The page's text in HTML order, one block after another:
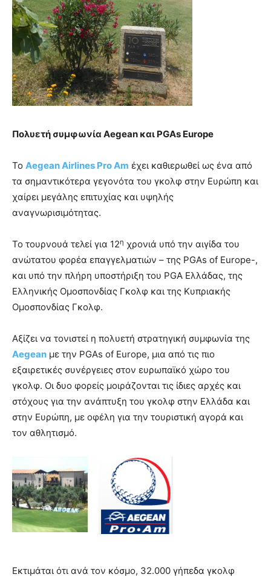
Πολυετή συμφωνία Aegean και PGAs Europe
Το Aegean Airlines Pro Am έχει καθιερωθεί ως ένα από
τα σημαντικότερα γεγονότα του γκολφ στην Ευρώπη και
χαίρει μεγάλης επιτυχίας και υψηλής
αναγνωρισιμότητας.
Το τουρνουά τελεί για 12η χρονιά υπό την αιγίδα του
ανώτατου φορέα επαγγελματιών – της PGAs of Europe-,
και υπό την πλήρη υποστήριξη του PGA Ελλάδας, της
Ελληνικής Ομοσπονδίας Γκολφ και της Κυπριακής
Ομοσπονδίας Γκολφ.
Αξίζει να τονιστεί η πολυετή στρατηγική συμφωνία της
Aegean με την PGAs of Europe, μια από τις πιο
εξαιρετικές συνέργειες στον ευρωπαϊκό χώρο του
γκολφ. Οι δυο φορείς μοιράζονται τις ίδιες αρχές και
στόχους για την ανάπτυξη του γκολφ στην Ελλάδα και
στην Ευρώπη, με οφέλη για την τουριστική αγορά και
τον αθλητισμό.
Εκτιμάται ότι ανά τον κόσμο, 32.000 γήπεδα γκολφ